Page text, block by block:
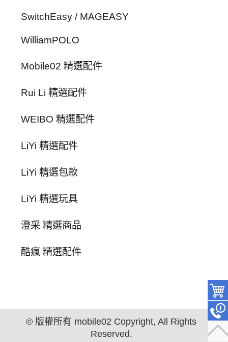
SwitchEasy / MAGEASY
WilliamPOLO
Mobile02 精選配件
Rui Li 精選配件
WEIBO 精選配件
LiYi 精選配件
LiYi 精選包款
LiYi 精選玩具
澄采 精選商品
酷瘋 精選配件
© 版權所有 mobile02 Copyright, All Rights
Reserved.